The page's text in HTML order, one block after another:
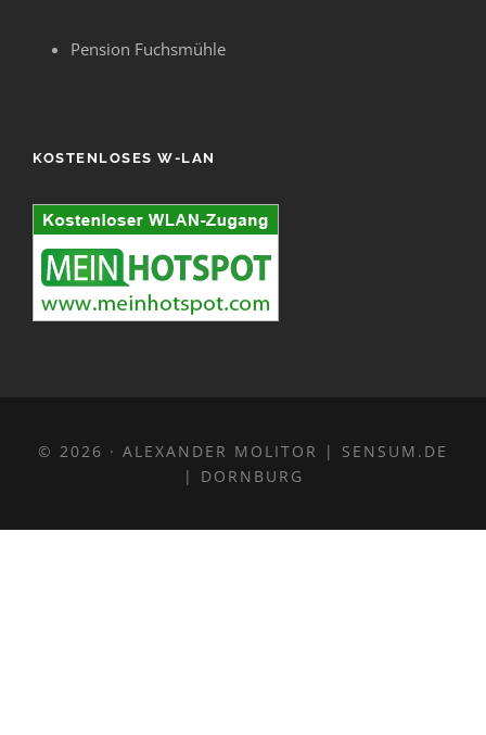
Pension Fuchsmühle
KOSTENLOSES W-LAN
© 2026 · ALEXANDER MOLITOR | SENSUM.DE
| DORNBURG